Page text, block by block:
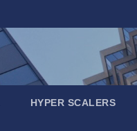
HYPER SCALERS